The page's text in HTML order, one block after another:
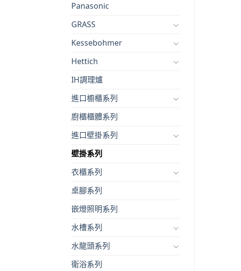
Panasonic
GRASS
Kessebohmer
Hettich
IH調理爐
進口櫥櫃系列
廚櫃櫃體系列
進口壁掛系列
壁掛系列
衣櫃系列
桌腳系列
嵌燈照明系列
水槽系列
水龍頭系列
衛浴系列